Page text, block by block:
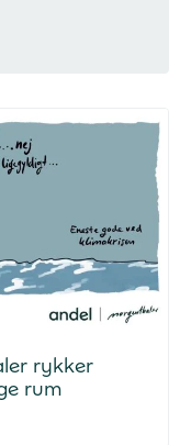
rykker
rum